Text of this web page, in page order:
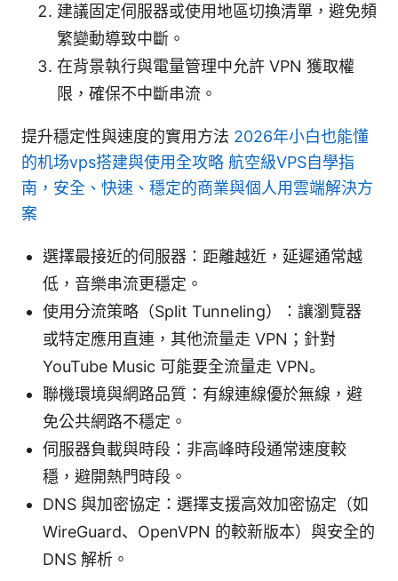
建議固定伺服器或使用地區切換清單，避免頻
繁變動導致中斷。
在背景執行與電量管理中允許 VPN 獲取權
限，確保不中斷串流。
提升穩定性與速度的實用方法 2026年小白也能懂
的机场vps搭建與使用全攻略 航空級VPS自學指
南，安全、快速、穩定的商業與個人用雲端解決方
案
選擇最接近的伺服器：距離越近，延遲通常越
低，音樂串流更穩定。
使用分流策略（Split Tunneling）：讓瀏覽器
或特定應用直連，其他流量走 VPN；針對
YouTube Music 可能要全流量走 VPN。
聯機環境與網路品質：有線連線優於無線，避
免公共網路不穩定。
伺服器負載與時段：非高峰時段通常速度較
穩，避開熱門時段。
DNS 與加密協定：選擇支援高效加密協定（如
WireGuard、OpenVPN 的較新版本）與安全的
DNS 解析。